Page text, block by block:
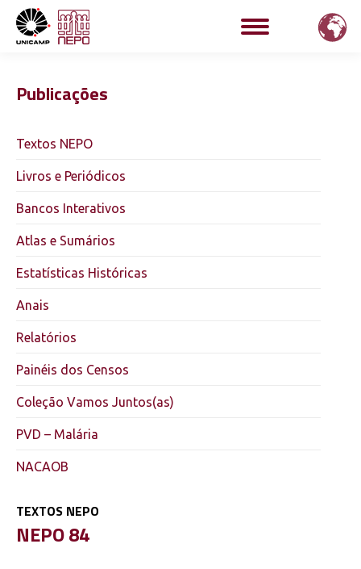
Publicações
Textos NEPO
Livros e Periódicos
Bancos Interativos
Atlas e Sumários
Estatísticas Históricas
Anais
Relatórios
Painéis dos Censos
Coleção Vamos Juntos(as)
PVD – Malária
NACAOB
TEXTOS NEPO
NEPO 84